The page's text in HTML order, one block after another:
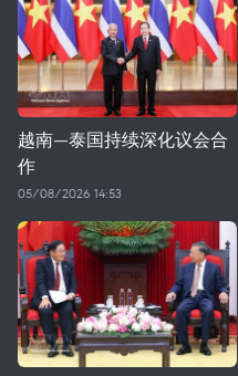
越南—泰国持续深化议会合
作
05/08/2026 14:53